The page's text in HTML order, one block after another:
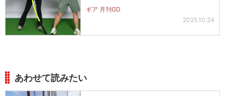
ギア 月刊GD
2025.10.24
あわせて読みたい